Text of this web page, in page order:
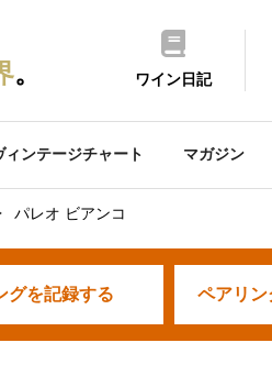
。 ワイン日記
ィンテージチャート マガジン
パレオ ビアンコ
グを記録する ペアリン